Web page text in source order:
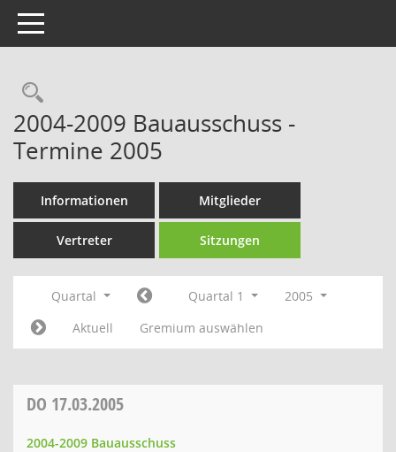
Toggle navigation
Rechercheauswahl
2004-2009 Bauausschuss -
Termine 2005
Informationen Mitglieder
Vertreter Sitzungen
Quartal Quartal 1
2005
Aktuell
Gremium auswählen
DO 17.03.2005
2004-2009 Bauausschuss